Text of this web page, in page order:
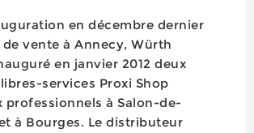
en décembre dernier
de vente à Annecy, Würth
en janvier 2012 deux
services Proxi Shop
professionnels à Salon-de-
à Bourges. Le distributeur